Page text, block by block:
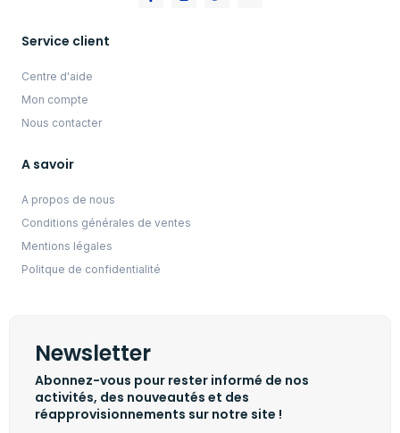
Service client
Centre d'aide
Mon compte
Nous contacter
A savoir
A propos de nous
Conditions générales de ventes
Mentions légales
Politque de confidentialité
Newsletter
Abonnez-vous pour rester informé de nos
activités, des nouveautés et des
réapprovisionnements sur notre site !